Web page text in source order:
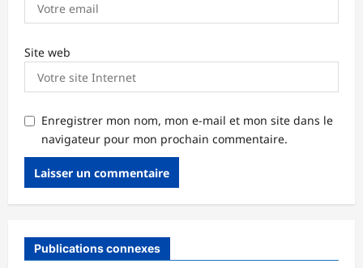
Site web
Enregistrer mon nom, mon e-mail et mon site dans le
navigateur pour mon prochain commentaire.
Publications connexes